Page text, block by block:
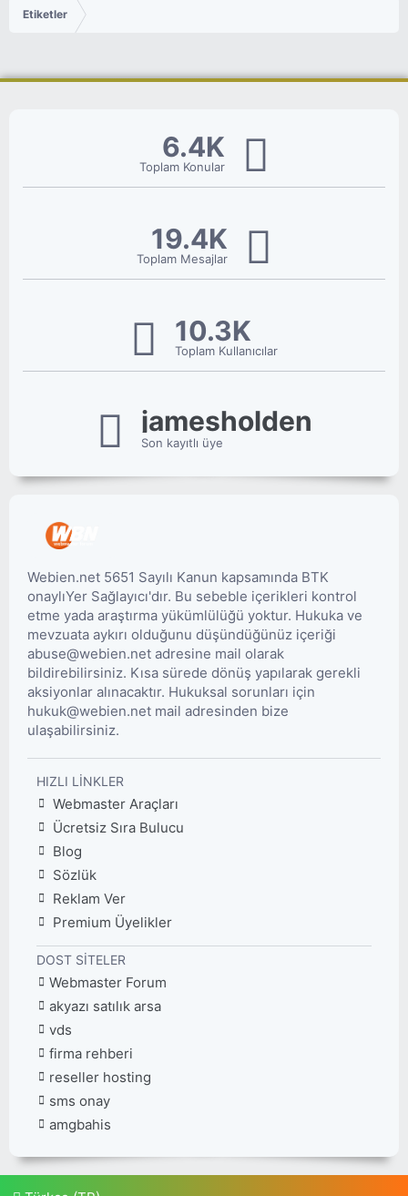
Etiketler
6.4K
Toplam Konular
19.4K
Toplam Mesajlar
10.3K
Toplam Kullanıcılar
jamesholden
Son kayıtlı üye
Webien.net 5651 Sayılı Kanun kapsamında BTK
onaylıYer Sağlayıcı'dır. Bu sebeble içerikleri kontrol
etme yada araştırma yükümlülüğü yoktur. Hukuka ve
mevzuata aykırı olduğunu düşündüğünüz içeriği
abuse@webien.net adresine mail olarak
bildirebilirsiniz. Kısa sürede dönüş yapılarak gerekli
aksiyonlar alınacaktır. Hukuksal sorunları için
hukuk@webien.net mail adresinden bize
ulaşabilirsiniz.
HIZLI LINKLER
Webmaster Araçları
Ücretsiz Sıra Bulucu
Blog
Sözlük
Reklam Ver
Premium Üyelikler
DOST SITELER
Webmaster Forum
akyazı satılık arsa
vds
firma rehberi
reseller hosting
sms onay
amgbahis